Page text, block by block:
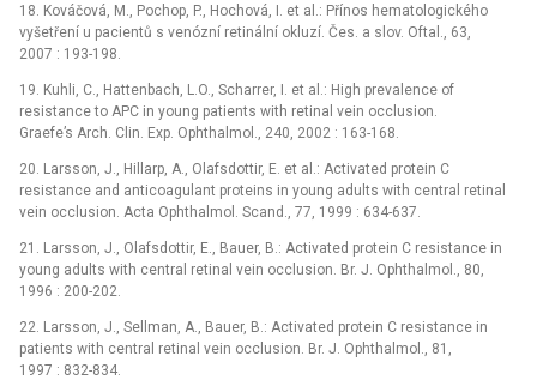
18. Kováčová, M., Pochop, P., Hochová, I. et al.: Přínos hematologického
vyšetření u pacientů s venózní retinální okluzí. Čes. a slov. Oftal., 63,
2007 : 193-198.
19. Kuhli, C., Hattenbach, L.O., Scharrer, I. et al.: High prevalence of
resistance to APC in young patients with retinal vein occlusion.
Graefe’s Arch. Clin. Exp. Ophthalmol., 240, 2002 : 163-168.
20. Larsson, J., Hillarp, A., Olafsdottir, E. et al.: Activated protein C
resistance and anticoagulant proteins in young adults with central retinal
vein occlusion. Acta Ophthalmol. Scand., 77, 1999 : 634-637.
21. Larsson, J., Olafsdottir, E., Bauer, B.: Activated protein C resistance in
young adults with central retinal vein occlusion. Br. J. Ophthalmol., 80,
1996 : 200-202.
22. Larsson, J., Sellman, A., Bauer, B.: Activated protein C resistance in
patients with central retinal vein occlusion. Br. J. Ophthalmol., 81,
1997 : 832-834.